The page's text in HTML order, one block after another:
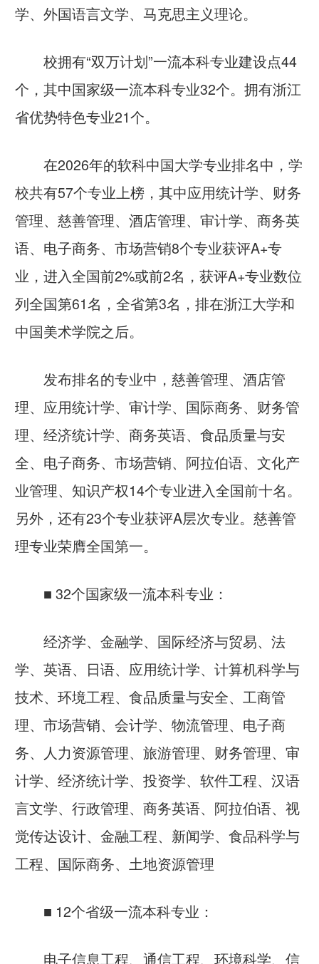
学、外国语言文学、马克思主义理论。
校拥有“双万计划”一流本科专业建设点44
个 ，其中国家级一流本科专业32个。拥有浙江
省优势特色专业21个。
在2026年的软科中国大学专业排名中，学
校共有57个专业上榜，其中应用统计学、财务
管理、 慈善管理、酒店管理、审计学、商务英
语、电子商务、市场营销8个专业获评A+专
业，进入全国前2%或前2名， 获评A+专业数位
列全国第61名，全省第3名 ，排在浙江大学和
中国美术学院之后。
发布排名的专业中，慈善管理、酒店管
理、应用统计学、审计学、国际商务、财务管
理、经济统计学、商务英语、食品质量与安
全、电子商务、市场营销、阿拉伯语、文化产
业管理、知识产权14个专业进入全国前十名。
另外，还有23个专业获评A层次专业。 慈善管
理专业荣膺全国第一。
■ 32个国家级一流本科专业：
经济学、金融学、国际经济与贸易、法
学、英语、日语、应用统计学、计算机科学与
技术、环境工程、食品质量与安全、工商管
理、市场营销、会计学、物流管理、电子商
务、人力资源管理、旅游管理、财务管理、审
计学、经济统计学、投资学、软件工程、汉语
言文学、行政管理、商务英语、阿拉伯语、视
觉传达设计、金融工程、新闻学、食品科学与
工程、国际商务、土地资源管理
■ 12个省级一流本科专业：
电子信息工程、通信工程、环境科学、信